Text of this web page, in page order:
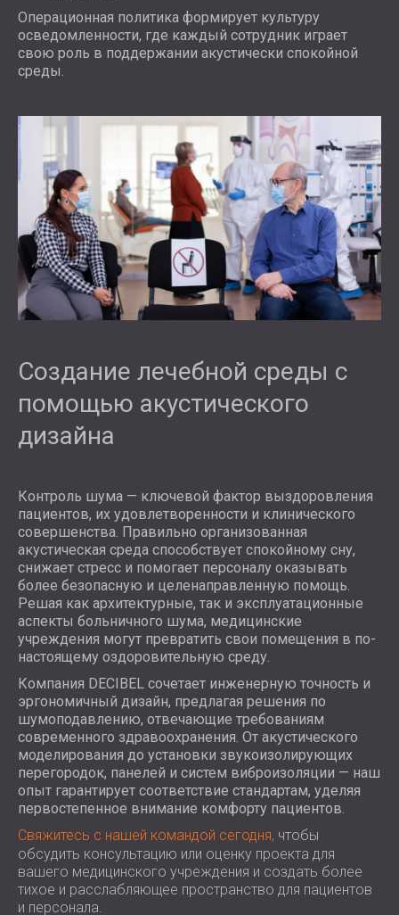
Операционная политика формирует культуру
осведомленности, где каждый сотрудник играет
свою роль в поддержании акустически спокойной
среды.
Создание лечебной среды с
помощью акустического
дизайна
Контроль шума — ключевой фактор выздоровления
пациентов, их удовлетворенности и клинического
совершенства. Правильно организованная
акустическая среда способствует спокойному сну,
снижает стресс и помогает персоналу оказывать
более безопасную и целенаправленную помощь.
Решая как архитектурные, так и эксплуатационные
аспекты больничного шума, медицинские
учреждения могут превратить свои помещения в по-
настоящему оздоровительную среду.
Компания DECIBEL сочетает инженерную точность и
эргономичный дизайн, предлагая решения по
шумоподавлению, отвечающие требованиям
современного здравоохранения. От акустического
моделирования до установки звукоизолирующих
перегородок, панелей и систем виброизоляции — наш
опыт гарантирует соответствие стандартам, уделяя
первостепенное внимание комфорту пациентов.
Свяжитесь с нашей командой сегодня, чтобы
обсудить консультацию или оценку проекта для
вашего медицинского учреждения и создать более
тихое и расслабляющее пространство для пациентов
и персонала.